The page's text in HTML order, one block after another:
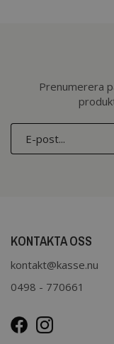
Prenumerera
KONTAKTA OSS
kontakt@kasse.nu
0498 - 770661